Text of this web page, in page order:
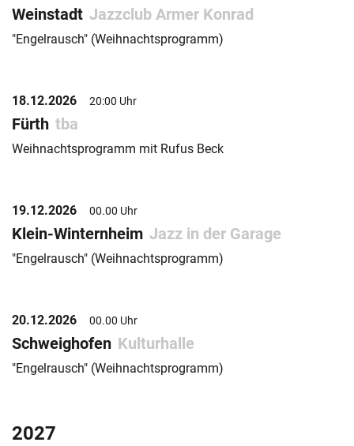
Weinstadt Jazzclub Armer Konrad
"Engelrausch" (Weihnachtsprogramm)
18.12.2026 20:00 Uhr
Fürth tba
Weihnachtsprogramm mit Rufus Beck
19.12.2026 00.00 Uhr
Klein-Winternheim Jazz in der Garage
"Engelrausch" (Weihnachtsprogramm)
20.12.2026 00.00 Uhr
Schweighofen Kulturhalle
"Engelrausch" (Weihnachtsprogramm)
2027